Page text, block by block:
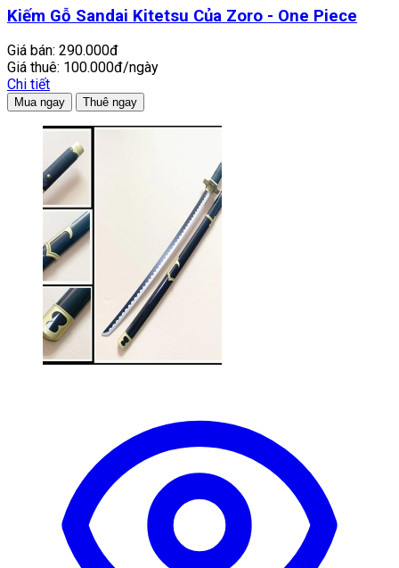
Kiếm Gỗ Sandai Kitetsu Của Zoro - One Piece
Giá bán: 290.000đ
Giá thuê: 100.000đ/ngày
Chi tiết
Mua ngay Thuê ngay